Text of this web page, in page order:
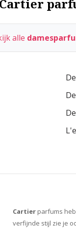
alle
Cartier parfums
verfijnde stijl zie je